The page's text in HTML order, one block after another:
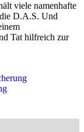
viele namenhafte
D.A.S. Und
Tat hilfreich zur